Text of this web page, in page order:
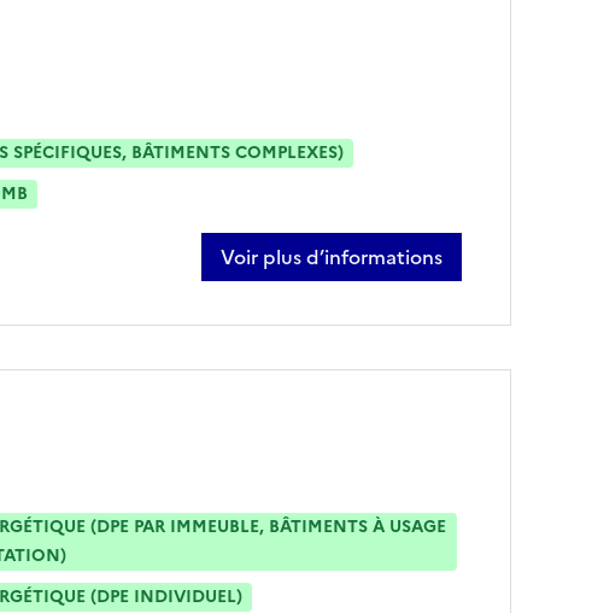
BÂTIMENTS COMPLEXES)
Voir plus d’informations
sur olivier vanderwaeter
(DPE PAR IMMEUBLE, BÂTIMENTS À USAGE
(DPE INDIVIDUEL)